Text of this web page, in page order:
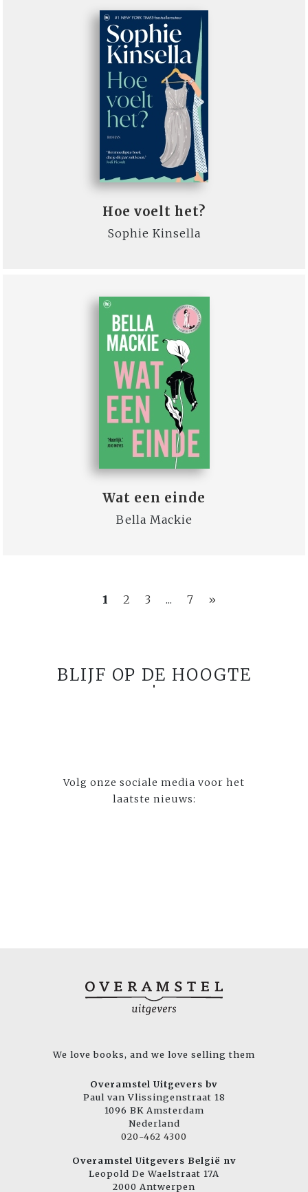
Hoe voelt het?
Sophie Kinsella
Wat een einde
Bella Mackie
1 2 3 ... 7 »
BLIJF OP DE HOOGTE
Volg onze sociale media voor het
laatste nieuws:
We love books, and we love selling them
Overamstel Uitgevers bv
Paul van Vlissingenstraat 18
1096 BK Amsterdam
Nederland
020-462 4300
Overamstel Uitgevers België nv
Leopold De Waelstraat 17A
2000 Antwerpen